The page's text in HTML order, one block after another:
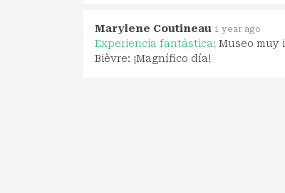
Marylene Coutineau 1 year ago
Experiencia fantástica: Museo muy
Bièvre: ¡Magnífico día!